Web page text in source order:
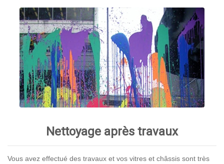
Nettoyage après travaux
Vous avez effectué des travaux et vos vitres et châssis sont très